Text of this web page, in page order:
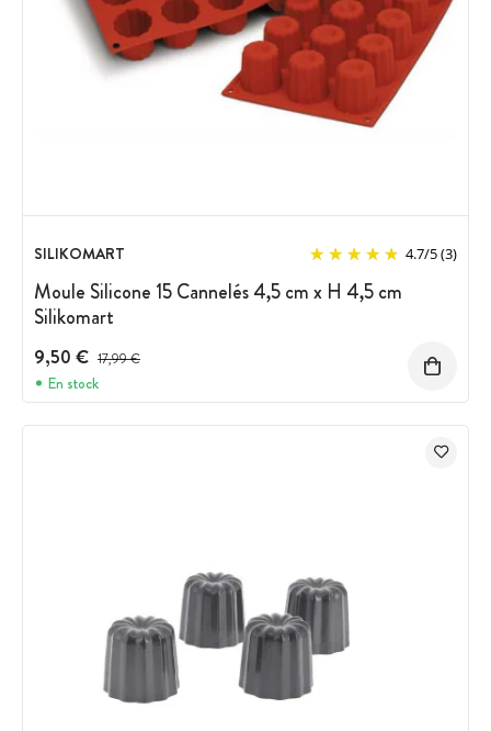
SILIKOMART 4.7/5(3)
Moule Silicone 15 Cannelés 4,5 cm x H 4,5 cm
Silikomart
9,50 € Prix avant réduction :
17,99 €
En stock